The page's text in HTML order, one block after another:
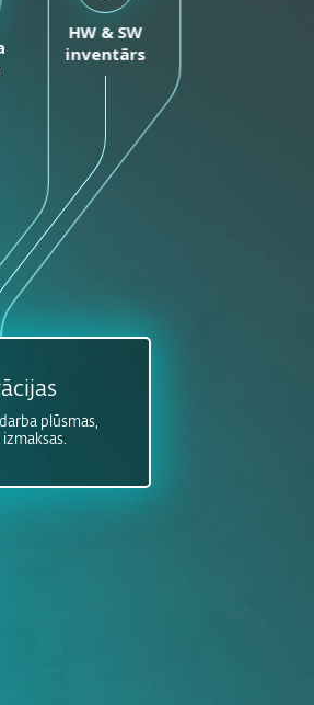
HW & SW
inventārs
plūsmas,